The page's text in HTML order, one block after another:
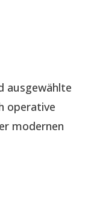
ausgewählte
operative
modernen